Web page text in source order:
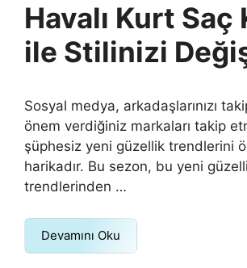
Havalı Kurt Saç
ile Stilinizi
Sosyal medya, arkadaşlarınızı
önem verdiğiniz markaları takip
şüphesiz yeni güzellik trendlerini
harikadır. Bu sezon, bu yeni
trendlerinden …
Devamını Oku